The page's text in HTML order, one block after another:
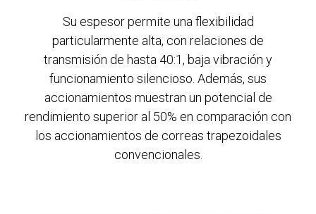
Su espesor permite una flexibilidad
particularmente alta, con relaciones de
transmisión de hasta 40:1, baja vibración y
funcionamiento silencioso. Además, sus
accionamientos muestran un potencial de
rendimiento superior al 50% en comparación con
los accionamientos de correas trapezoidales
convencionales.